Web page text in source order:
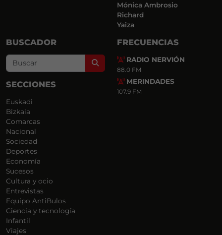
Mónica Ambrosio
Richard
Yaiza
BUSCADOR
Search
SECCIONES
Euskadi
Bizkaia
Comarcas
Nacional
Sociedad
Deportes
Economía
Sucesos
Cultura y ocio
Entrevistas
Equipo AntiBulos
Ciencia y tecnología
Infantil
Viajes
FRECUENCIAS
RADIO NERVIÓN
88.0 FM
MERINDADES
107.9 FM